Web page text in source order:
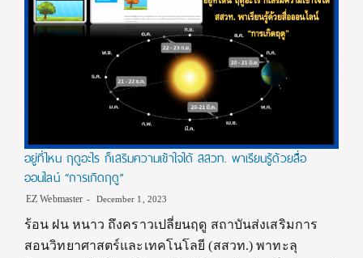
อยู่ที่ไหน ฤดูอะไร ก็เสริมความเข้าใจได้ สสวท. พาเรียนรู้ด้วยสื่อ
ออนไลน์ “การเกิดฤดู”
EZ Webmaster December 1, 2023
ร้อน ฝน หนาว ถึงคราวเปลี่ยนฤดู สถาบันส่งเสริมการ
สอนวิทยาศาสตร์และเทคโนโลยี (สสวท.) พาทะลุ